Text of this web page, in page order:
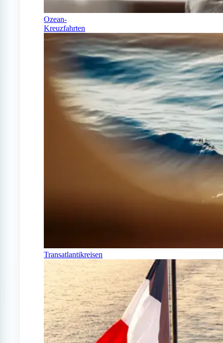
Ozean-
Kreuzfahrten
Transatlantikreisen